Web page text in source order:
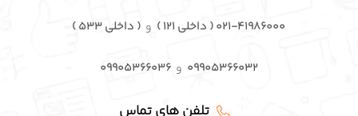
۰۲۱-۴۱۹۸۶۰۰۰ ( داخلی ۱۲۱ ) و ( داخلی ۵۳۳ )
۰۹۹۰۵۳۶۶۰۳۲ و۰۹۹۰۵۳۶۶۰۳۶
تلفن های تماس